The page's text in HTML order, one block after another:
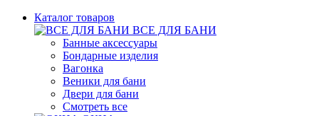
Каталог товаров
ВСЕ ДЛЯ БАНИ
Банные аксессуары
Бондарные изделия
Вагонка
Веники для бани
Двери для бани
Смотреть все